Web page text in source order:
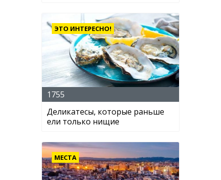
ЭТО ИНТЕРЕСНО!
1755
Деликатесы, которые раньше
ели только нищие
МЕСТА